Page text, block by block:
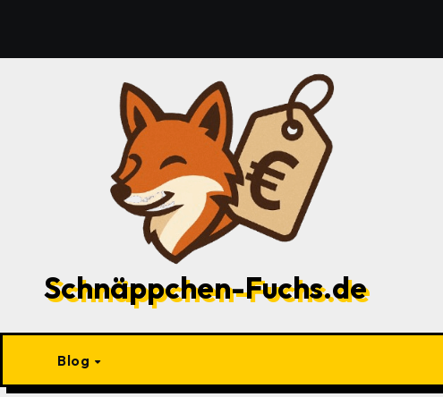
springen
Schnäppchen-Fuchs.de
Blog